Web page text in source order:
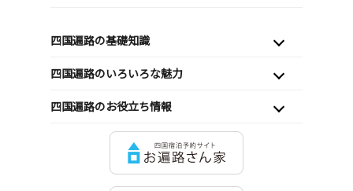
四国遍路の基礎知識
四国遍路のいろいろな魅力
四国遍路のお役立ち情報